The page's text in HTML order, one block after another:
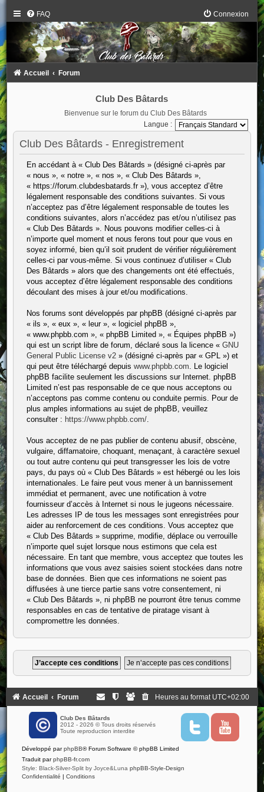
FAQ Connexion
Accueil Forum
Club Des Bâtards
Bienvenue sur le forum du Club Des Bâtards
Langue :
Club Des Bâtards - Enregistrement
En accédant à « Club Des Bâtards » (désigné ci-après par
« nous », « notre », « nos », « Club Des Bâtards »,
« https://forum.clubdesbatards.fr »), vous acceptez d’être
légalement responsable des conditions suivantes. Si vous
n’acceptez pas d’être légalement responsable de toutes les
conditions suivantes, alors n’accédez pas et/ou n’utilisez pas
« Club Des Bâtards ». Nous pouvons modifier celles-ci à
n’importe quel moment et nous ferons tout pour que vous en
soyez informé, bien qu’il soit prudent de vérifier régulièrement
celles-ci par vous-même. Si vous continuez d’utiliser « Club
Des Bâtards » alors que des changements ont été effectués,
vous acceptez d’être légalement responsable des conditions
découlant des mises à jour et/ou modifications.
Nos forums sont développés par phpBB (désigné ci-après par
« ils », « eux », « leur », « logiciel phpBB »,
« www.phpbb.com », « phpBB Limited », « Équipes phpBB »)
qui est un script libre de forum, déclaré sous la licence « GNU
General Public License v2» (désigné ci-après par « GPL ») et
qui peut être téléchargé depuis www.phpbb.com . Le logiciel
phpBB facilite seulement les discussions sur Internet. phpBB
Limited n’est pas responsable de ce que nous acceptons ou
n’acceptons pas comme contenu ou conduite permis. Pour de
plus amples informations au sujet de phpBB, veuillez
consulter : https://www.phpbb.com/.
Vous acceptez de ne pas publier de contenu abusif, obscène,
vulgaire, diffamatoire, choquant, menaçant, à caractère sexuel
ou tout autre contenu qui peut transgresser les lois de votre
pays, du pays où « Club Des Bâtards » est hébergé ou les lois
internationales. Le faire peut vous mener à un bannissement
immédiat et permanent, avec une notification à votre
fournisseur d’accès à Internet si nous le jugeons nécessaire.
Les adresses IP de tous les messages sont enregistrées pour
aider au renforcement de ces conditions. Vous acceptez que
« Club Des Bâtards » supprime, modifie, déplace ou verrouille
n’importe quel sujet lorsque nous estimons que cela est
nécessaire. En tant que membre, vous acceptez que toutes les
informations que vous avez saisies soient stockées dans notre
base de données. Bien que ces informations ne soient pas
diffusées à une tierce partie sans votre consentement, ni
« Club Des Bâtards », ni phpBB ne pourront être tenus comme
responsables en cas de tentative de piratage visant à
compromettre les données.
Accueil Forum Heures au format UTC+02:00
Club Des Bâtards
2012 - 2026 © Tous droits réservés
Toute reproduction interdite
T
i
Y
u
Développé parphpBB® Forum Software © phpBB Limited
Traduit parphpBB-fr.com
Style: Black-Silver-Split by Joyce&Luna phpBB-Style-Design
Confidentialité | Conditions